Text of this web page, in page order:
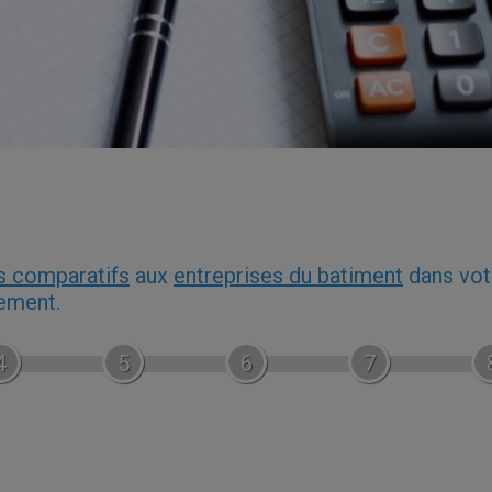
comparatifs aux entreprises du batiment dans
5 6 7